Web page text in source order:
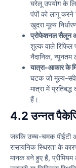
घरेलू उपयोग के
पंपों को लागू करने
खुदरा मूल्य
प्रोफेशनल सैलून
शुल्क वाले रिफिल
नैदानिक, न्यूनतम
यात्रा-आकार के
घटक जो मूल्य-
मात्रा में
हैं।
4.2 उन्नत
जबकि उच्च-चमक पीईटी
रासायनिक स्थिरता के
मानक बने हुए हैं,